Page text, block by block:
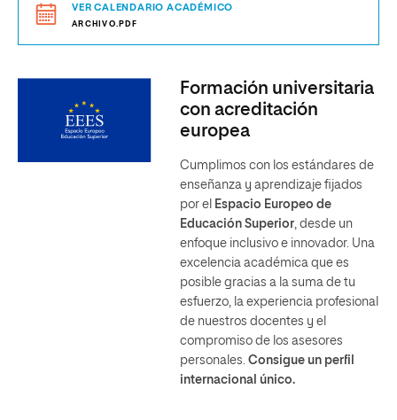
VER CALENDARIO ACADÉMICO
ARCHIVO.PDF
Formación universitaria
con acreditación
europea
Cumplimos con los estándares de
enseñanza y aprendizaje fijados
por el Espacio Europeo de
Educación Superior, desde un
enfoque inclusivo e innovador. Una
excelencia académica que es
posible gracias a la suma de tu
esfuerzo, la experiencia profesional
de nuestros docentes y el
compromiso de los asesores
personales.Consigue un perfil
internacional único.